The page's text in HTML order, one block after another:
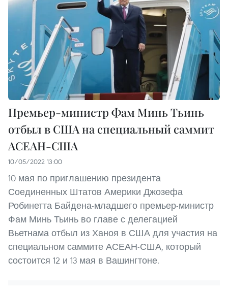
Премьер-министр Фам Минь Тьинь
отбыл в США на специальный саммит
АСЕАН-США
10/05/2022 13:00
10 мая по приглашению президента
Соединенных Штатов Америки Джозефа
Робинетта Байдена-младшего премьер-министр
Фам Минь Тьинь во главе с делегацией
Вьетнама отбыл из Ханоя в США для участия на
специальном саммите АСЕАН-США, который
состоится 12 и 13 мая в Вашингтоне.